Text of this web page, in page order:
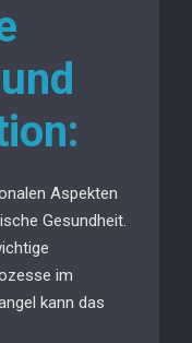
Aspekten
Gesundheit.
im
kann das